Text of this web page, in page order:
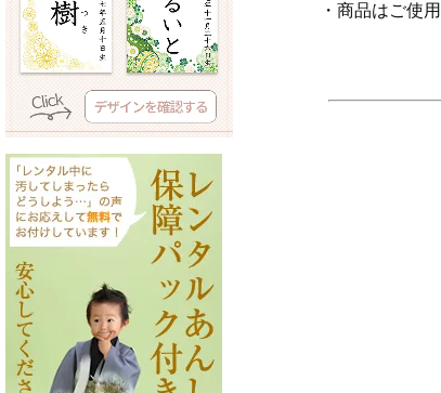
・商品はご使